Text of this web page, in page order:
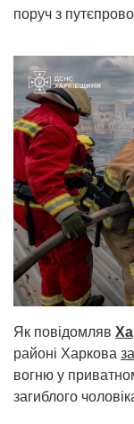
поруч з
Як повідомляв
районі Харкова
вогню у
загиблого